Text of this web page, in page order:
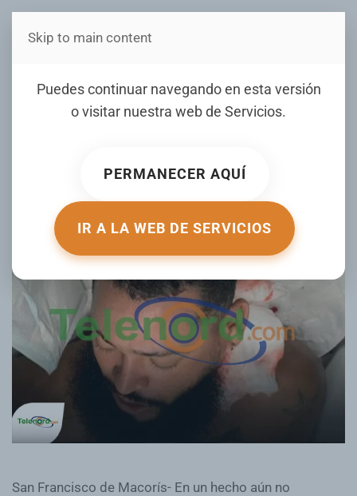
Estás en Telenord Medios
Puedes continuar navegando en esta versión
o visitar nuestra web de Servicios.
PERMANECER AQUÍ
IR A LA WEB DE SERVICIOS
Skip to main content
Hieren joven a tiros en el
sector pueblo nuevo de
ESCRITO POR TELENORD.COM EL07 NOVIEMBRE 2024
San Francisco de Macorís- En un hecho aún no